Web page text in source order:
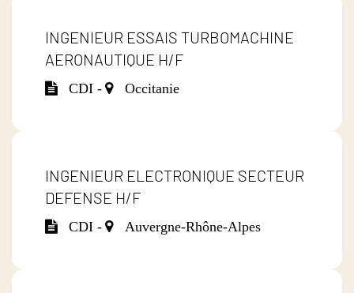
INGENIEUR ESSAIS TURBOMACHINE
AERONAUTIQUE H/F
CDI - Occitanie
INGENIEUR ELECTRONIQUE SECTEUR
DEFENSE H/F
CDI - Auvergne-Rhône-Alpes